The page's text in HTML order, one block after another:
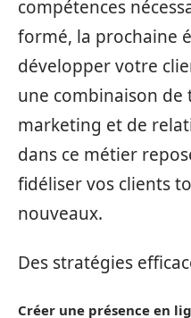
compétences
formé, la prochaine
développer votre
une combinaison de
marketing et de
dans ce métier
fidéliser vos clients
nouveaux.
Des stratégies
Créer une présence en